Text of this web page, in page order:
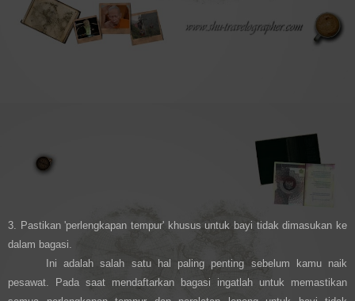
3. Pastikan 'perlengkapan tempur' khusus untuk bayi tidak dimasukan ke
dalam bagasi.
Ini adalah salah satu hal paling penting sebelum kamu naik
pesawat. Pada saat mendaftarkan bagasi ingatlah untuk memastikan